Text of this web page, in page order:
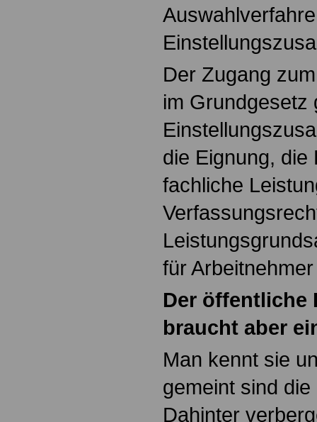
Der Zugang
im Grundgesetz
die Eignung, die
fachliche
für
Der öffentliche
braucht aber
Man kennt sie
gemeint sind
Dahinter